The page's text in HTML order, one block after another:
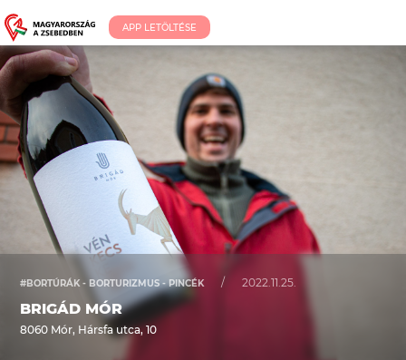
APP LETÖLTÉSE
#BORTÚRÁK - BORTURIZMUS - PINCÉK / 2022.11.25.
BRIGÁD MÓR
8060 Mór, Hársfa utca, 10